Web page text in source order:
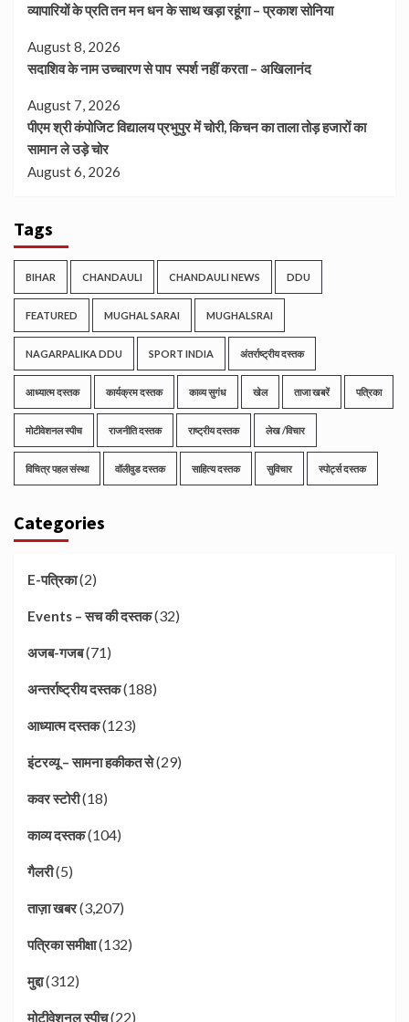
व्यापारियों के प्रति तन मन धन के साथ खड़ा रहूंगा – प्रकाश सोनिया
August 8, 2026
सदाशिव के नाम उच्चारण से पाप स्पर्श नहीं करता – अखिलानंद
August 7, 2026
पीएम श्री कंपोजिट विद्यालय प्रभुपुर में चोरी, किचन का ताला तोड़ हजारों का
सामान ले उड़े चोर
August 6, 2026
Tags
BIHAR CHANDAULI CHANDAULI NEWS DDU
FEATURED MUGHAL SARAI MUGHALSRAI
NAGARPALIKA DDU SPORT INDIA अंतर्राष्ट्रीय दस्तक
आध्यात्म दस्तक कार्यक्रम दस्तक काव्य सुगंध खेल ताजा खबरें पत्रिका
मोटीवेशनल स्पीच राजनीति दस्तक राष्ट्रीय दस्तक लेख /विचार
विचित्र पहल संस्था वॉलीवुड दस्तक साहित्य दस्तक सुविचार स्पोर्ट्स दस्तक
Categories
E-पत्रिका(2)
Events – सच की दस्तक(32)
अजब-गजब(71)
अन्तर्राष्ट्रीय दस्तक(188)
आध्यात्म दस्तक(123)
इंटरव्यू – सामना हकीकत से(29)
कवर स्टोरी(18)
काव्य दस्तक(104)
गैलरी(5)
ताज़ा खबर(3,207)
पत्रिका समीक्षा(132)
मुद्दा(312)
मोटीवेशनल स्पीच(22)